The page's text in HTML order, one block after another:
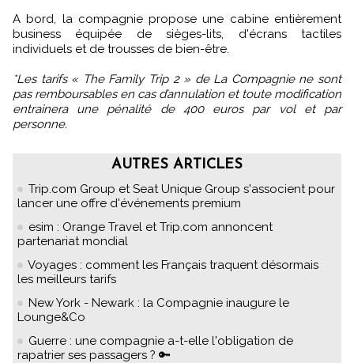
A bord, la compagnie propose une cabine entièrement
business équipée de sièges-lits, d'écrans tactiles
individuels et de trousses de bien-être.
*Les tarifs « The Family Trip 2 » de La Compagnie ne sont
pas remboursables en cas d’annulation et toute modification
entrainera une pénalité de 400 euros par vol et par
personne.
AUTRES ARTICLES
Trip.com Group et Seat Unique Group s'associent pour
lancer une offre d'événements premium
esim : Orange Travel et Trip.com annoncent
partenariat mondial
Voyages : comment les Français traquent désormais
les meilleurs tarifs
New York - Newark : la Compagnie inaugure le
Lounge&Co
Guerre : une compagnie a-t-elle l'obligation de
rapatrier ses passagers ? 🔑